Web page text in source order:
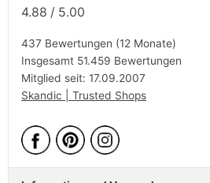
4.88 / 5.00
437 Bewertungen (12 Monate)
Insgesamt 51.459 Bewertungen
Mitglied seit: 17.09.2007
Skandic | Trusted Shops